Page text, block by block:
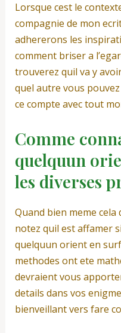
Lorsque cest le
compagnie de mon
adhererons les
comment briser a
trouverez quil va y
quel autre vous
ce compte avec tout
Comme
quelquun
les diverses
Quand bien meme
notez quil est affamer
quelquun orient en
methodes ont ete
devraient vous
details dans vos
bienveillant vers fare